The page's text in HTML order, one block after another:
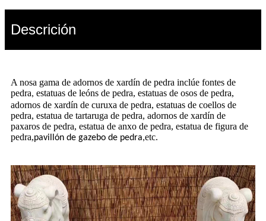
Descrición
A nosa gama de adornos de xardín de pedra inclúe fontes de
pedra, estatuas de leóns de pedra, estatuas de osos de pedra,
adornos de xardín de curuxa de pedra, estatuas de coellos de
pedra, estatua de tartaruga de pedra, adornos de xardín de
paxaros de pedra, estatua de anxo de pedra, estatua de figura de
pedra,pavillón de gazebo de pedra,etc.